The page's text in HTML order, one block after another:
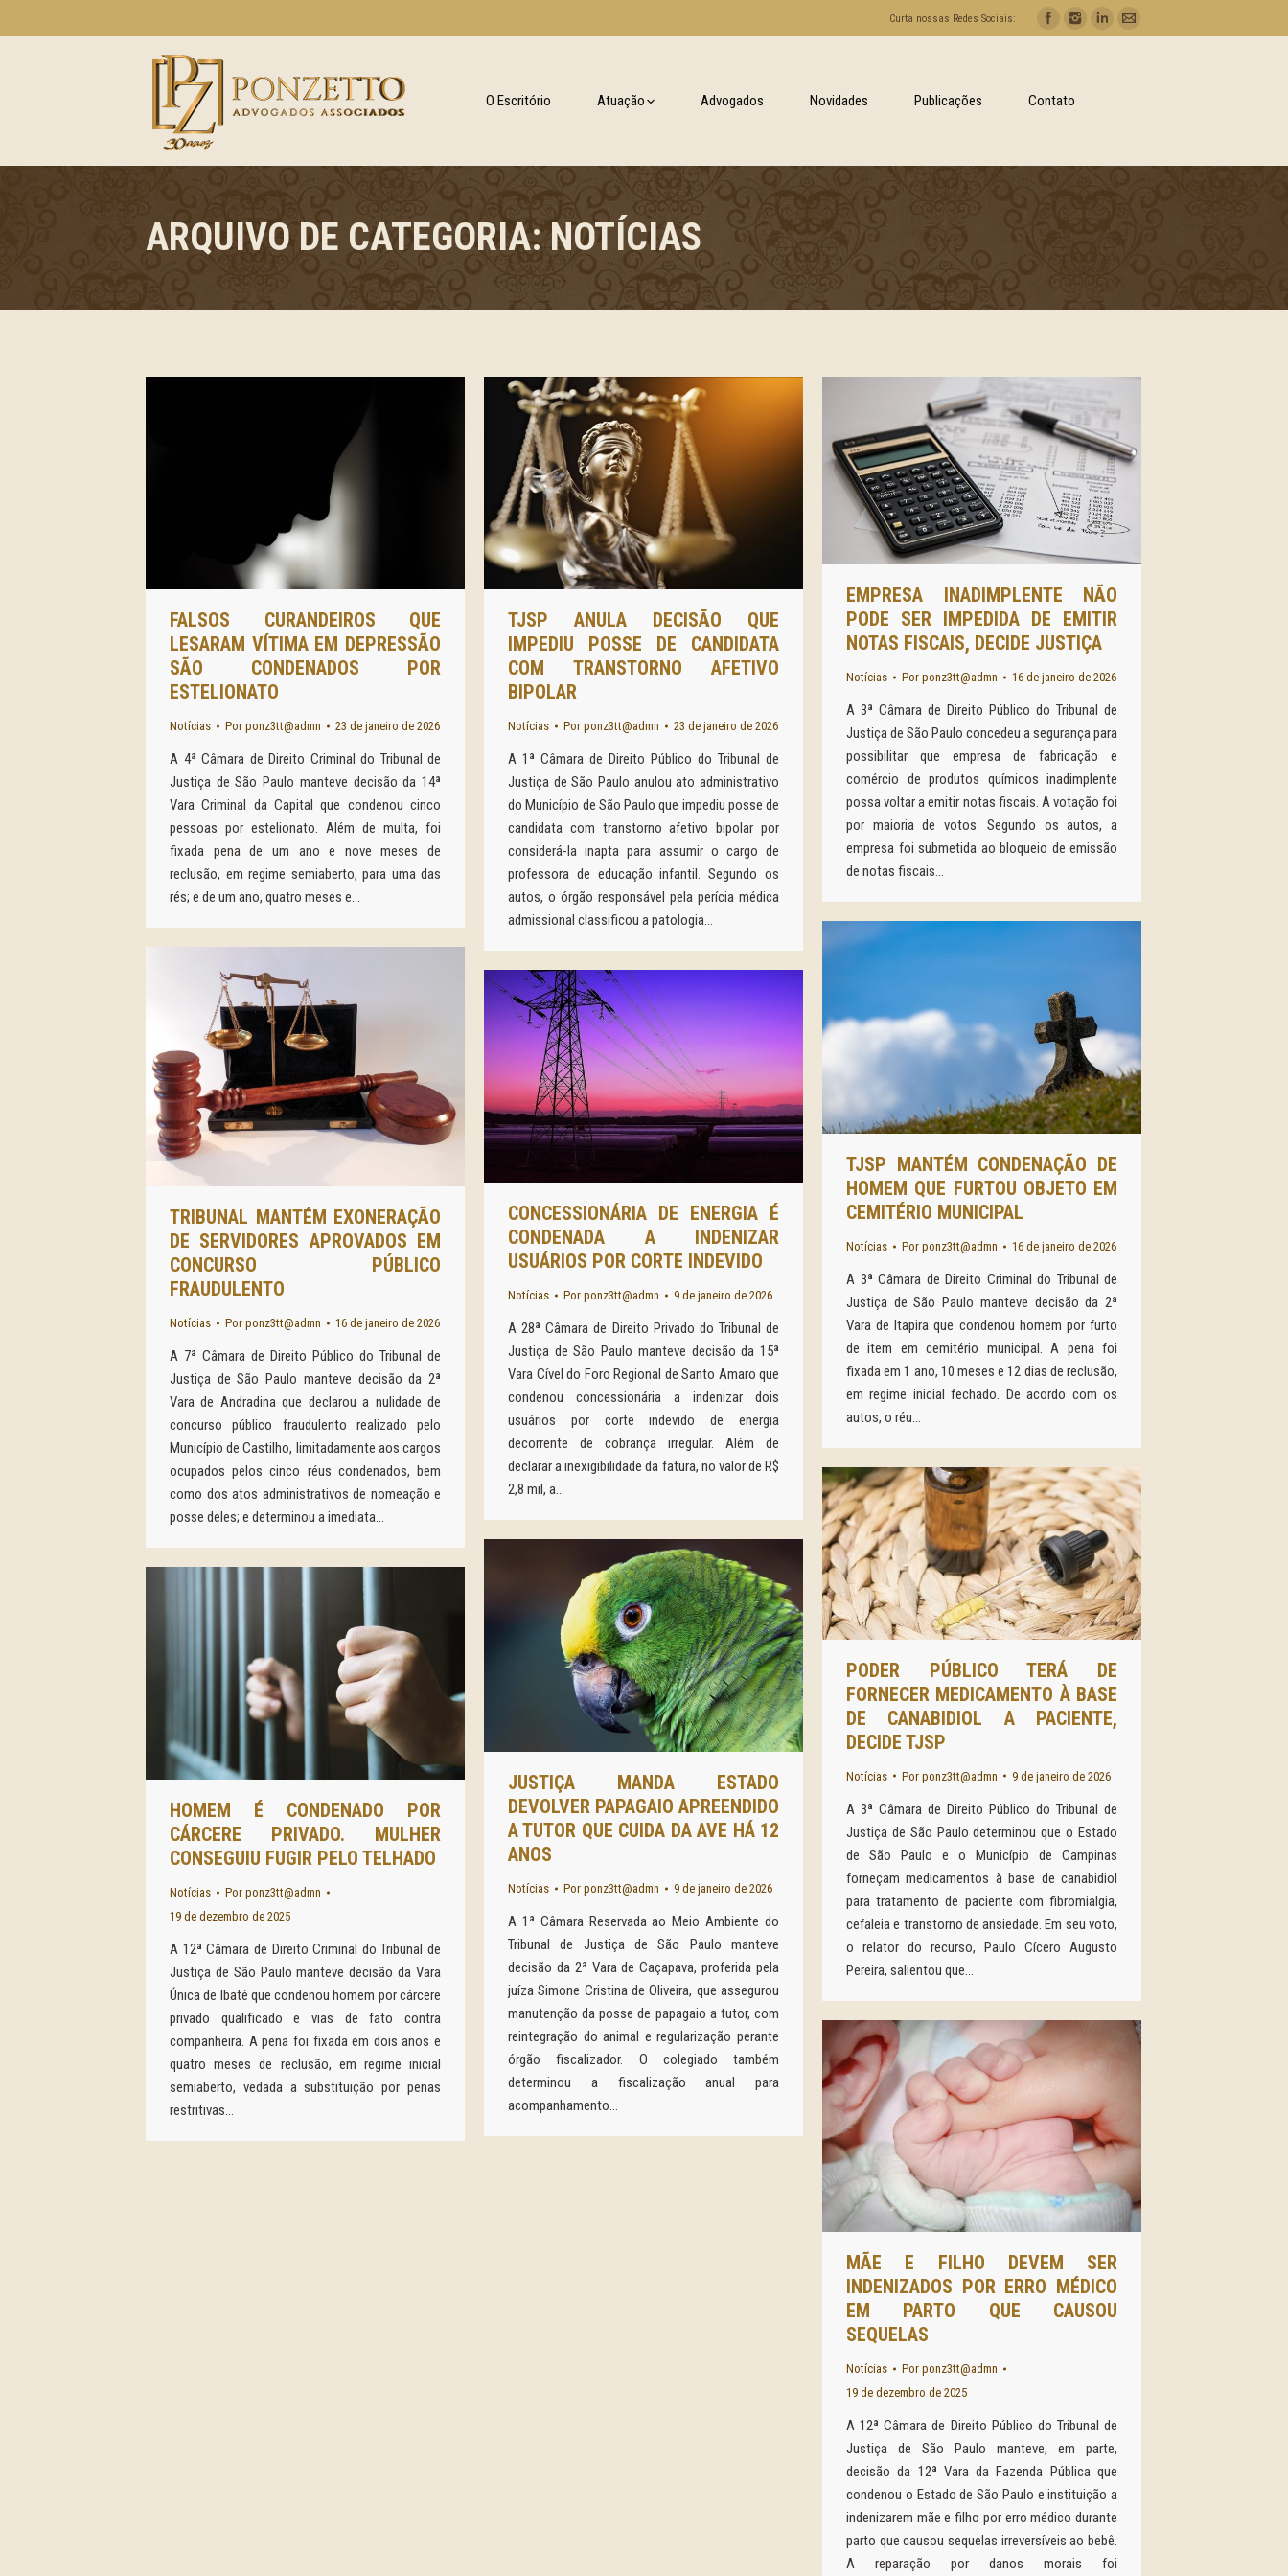
Curta nossas Redes Sociais:
O Escritório Atuação Advogados Novidades Publicações Contato
ARQUIVO DE CATEGORIA: NOTÍCIAS
FALSOS CURANDEIROS QUE
LESARAM VÍTIMA EM DEPRESSÃO
SÃO CONDENADOS POR
ESTELIONATO
Notícias Por ponz3tt@admn 23 de janeiro de 2026
A 4ª Câmara de Direito Criminal do Tribunal de
Justiça de São Paulo manteve decisão da 14ª
Vara Criminal da Capital que condenou cinco
pessoas por estelionato. Além de multa, foi
fixada pena de um ano e nove meses de
reclusão, em regime semiaberto, para uma das
rés; e de um ano, quatro meses e…
TJSP ANULA DECISÃO QUE
IMPEDIU POSSE DE CANDIDATA
COM TRANSTORNO AFETIVO
BIPOLAR
Notícias Por ponz3tt@admn 23 de janeiro de 2026
A 1ª Câmara de Direito Público do Tribunal de
Justiça de São Paulo anulou ato administrativo
do Município de São Paulo que impediu posse de
candidata com transtorno afetivo bipolar por
considerá-la inapta para assumir o cargo de
professora de educação infantil. Segundo os
autos, o órgão responsável pela perícia médica
admissional classificou a patologia…
EMPRESA INADIMPLENTE NÃO
PODE SER IMPEDIDA DE EMITIR
NOTAS FISCAIS, DECIDE JUSTIÇA
Notícias Por ponz3tt@admn 16 de janeiro de 2026
A 3ª Câmara de Direito Público do Tribunal de
Justiça de São Paulo concedeu a segurança para
possibilitar que empresa de fabricação e
comércio de produtos químicos inadimplente
possa voltar a emitir notas fiscais. A votação foi
por maioria de votos. Segundo os autos, a
empresa foi submetida ao bloqueio de emissão
de notas fiscais…
TJSP MANTÉM CONDENAÇÃO DE
HOMEM QUE FURTOU OBJETO EM
CEMITÉRIO MUNICIPAL
Notícias Por ponz3tt@admn 16 de janeiro de 2026
A 3ª Câmara de Direito Criminal do Tribunal de
Justiça de São Paulo manteve decisão da 2ª
Vara de Itapira que condenou homem por furto
de item em cemitério municipal. A pena foi
fixada em 1 ano, 10 meses e 12 dias de reclusão,
em regime inicial fechado. De acordo com os
autos, o réu…
TRIBUNAL MANTÉM EXONERAÇÃO
DE SERVIDORES APROVADOS EM
CONCURSO PÚBLICO
FRAUDULENTO
Notícias Por ponz3tt@admn 16 de janeiro de 2026
A 7ª Câmara de Direito Público do Tribunal de
Justiça de São Paulo manteve decisão da 2ª
Vara de Andradina que declarou a nulidade de
concurso público fraudulento realizado pelo
Município de Castilho, limitadamente aos cargos
ocupados pelos cinco réus condenados, bem
como dos atos administrativos de nomeação e
posse deles; e determinou a imediata…
CONCESSIONÁRIA DE ENERGIA É
CONDENADA A INDENIZAR
USUÁRIOS POR CORTE INDEVIDO
Notícias Por ponz3tt@admn 9 de janeiro de 2026
A 28ª Câmara de Direito Privado do Tribunal de
Justiça de São Paulo manteve decisão da 15ª
Vara Cível do Foro Regional de Santo Amaro que
condenou concessionária a indenizar dois
usuários por corte indevido de energia
decorrente de cobrança irregular. Além de
declarar a inexigibilidade da fatura, no valor de R$
2,8 mil, a…
PODER PÚBLICO TERÁ DE
FORNECER MEDICAMENTO À BASE
DE CANABIDIOL A PACIENTE,
DECIDE TJSP
Notícias Por ponz3tt@admn 9 de janeiro de 2026
A 3ª Câmara de Direito Público do Tribunal de
Justiça de São Paulo determinou que o Estado
de São Paulo e o Município de Campinas
forneçam medicamentos à base de canabidiol
para tratamento de paciente com fibromialgia,
cefaleia e transtorno de ansiedade. Em seu voto,
o relator do recurso, Paulo Cícero Augusto
Pereira, salientou que…
JUSTIÇA MANDA ESTADO
DEVOLVER PAPAGAIO APREENDIDO
A TUTOR QUE CUIDA DA AVE HÁ 12
ANOS
Notícias Por ponz3tt@admn 9 de janeiro de 2026
A 1ª Câmara Reservada ao Meio Ambiente do
Tribunal de Justiça de São Paulo manteve
decisão da 2ª Vara de Caçapava, proferida pela
juíza Simone Cristina de Oliveira, que assegurou
manutenção da posse de papagaio a tutor, com
reintegração do animal e regularização perante
órgão fiscalizador. O colegiado também
determinou a fiscalização anual para
acompanhamento…
HOMEM É CONDENADO POR
CÁRCERE PRIVADO. MULHER
CONSEGUIU FUGIR PELO TELHADO
Notícias Por ponz3tt@admn
19 de dezembro de 2025
A 12ª Câmara de Direito Criminal do Tribunal de
Justiça de São Paulo manteve decisão da Vara
Única de Ibaté que condenou homem por cárcere
privado qualificado e vias de fato contra
companheira. A pena foi fixada em dois anos e
quatro meses de reclusão, em regime inicial
semiaberto, vedada a substituição por penas
restritivas…
MÃE E FILHO DEVEM SER
INDENIZADOS POR ERRO MÉDICO
EM PARTO QUE CAUSOU
SEQUELAS
Notícias Por ponz3tt@admn
19 de dezembro de 2025
A 12ª Câmara de Direito Público do Tribunal de
Justiça de São Paulo manteve, em parte,
decisão da 12ª Vara da Fazenda Pública que
condenou o Estado de São Paulo e instituição a
indenizarem mãe e filho por erro médico durante
parto que causou sequelas irreversíveis ao bebê.
A reparação por danos morais foi